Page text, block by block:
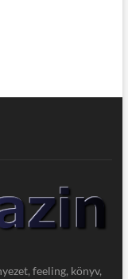
feeling, könyv,